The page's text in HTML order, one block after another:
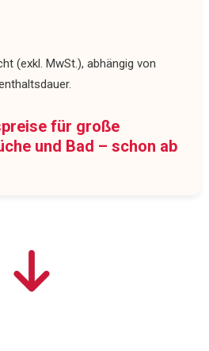
(exkl. MwSt.), abhängig von
für große
und Bad – schon ab